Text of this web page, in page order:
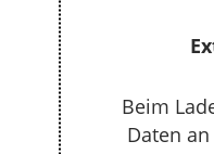
Beim
Daten